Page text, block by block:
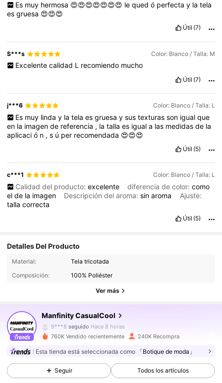
Es muy hermosa 😍😍😍😍😍😍😍 le qued ó perfecta y la tela
esgruesa 😍😍😍
Útil (7)
S***s Color: Blanco / Talla: M
Excelente calidad L recomiendo mucho
Útil (7)
j***6 Color: Blanco / Talla: L
Es muy linda y la tela es gruesa y sus texturas son igual que
en la imagende referencia , latallaes iguala las medidasde la
aplicació n ,s ú per recomendada 😍😍😍
Útil (5)
c***1 Color: Blanco / Talla: L
Calidad del producto: excelente diferencia de color: como
elde la imagen Descripción del aroma:sinaroma
Ajuste:
tallacorrecta
Útil (5)
Detalles Del Producto
Material:
Tela tricotada
Composición:
100% Poliéster
Ver más
Manfinity CasualCool
169K Seguidores
4.86
169K Seguidores
9***8 seguido Hace 8 horas
4.86
169K Seguidores
4.86 169K Seguidores
4.86 169K Seguidores
760K Vendido recientemente 240K Recompra
Esta tienda está seleccionada como 「Botique de moda」
Seguir Todos los artículos